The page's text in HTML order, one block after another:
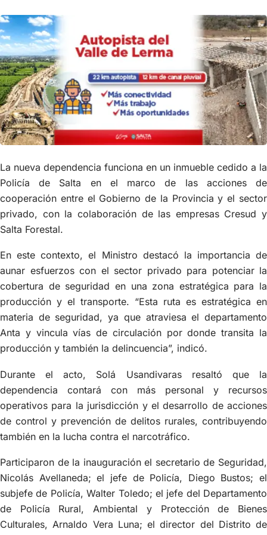
La nueva dependencia funciona en un inmueble cedido a la
Policía de Salta en el marco de las acciones de
cooperación entre el Gobierno de la Provincia y el sector
privado, con la colaboración de las empresas Cresud y
Salta Forestal.
En este contexto, el Ministro destacó la importancia de
aunar esfuerzos con el sector privado para potenciar la
cobertura de seguridad en una zona estratégica para la
producción y el transporte. “Esta ruta es estratégica en
materia de seguridad, ya que atraviesa el departamento
Anta y vincula vías de circulación por donde transita la
producción y también la delincuencia”, indicó.
Durante el acto, Solá Usandivaras resaltó que la
dependencia contará con más personal y recursos
operativos para la jurisdicción y el desarrollo de acciones
de control y prevención de delitos rurales, contribuyendo
también en la lucha contra el narcotráfico.
Participaron de la inauguración el secretario de Seguridad,
Nicolás Avellaneda; el jefe de Policía, Diego Bustos; el
subjefe de Policía, Walter Toledo; el jefe del Departamento
de Policía Rural, Ambiental y Protección de Bienes
Culturales, Arnaldo Vera Luna; el director del Distrito de